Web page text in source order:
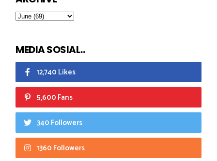
MEDIA SOSIAL..
12,740 Likes
5,600 Fans
340 Followers
1360 Followers